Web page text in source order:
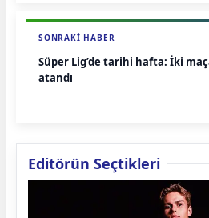
SONRAKI HABER
Süper Lig’de tarihi hafta: İki
atandı
Editörün Seçtikleri